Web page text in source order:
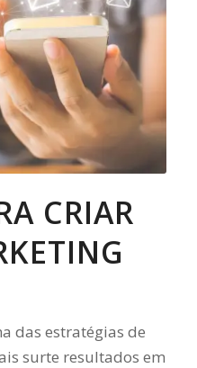
CRIAR
das estratégias de
surte resultados em